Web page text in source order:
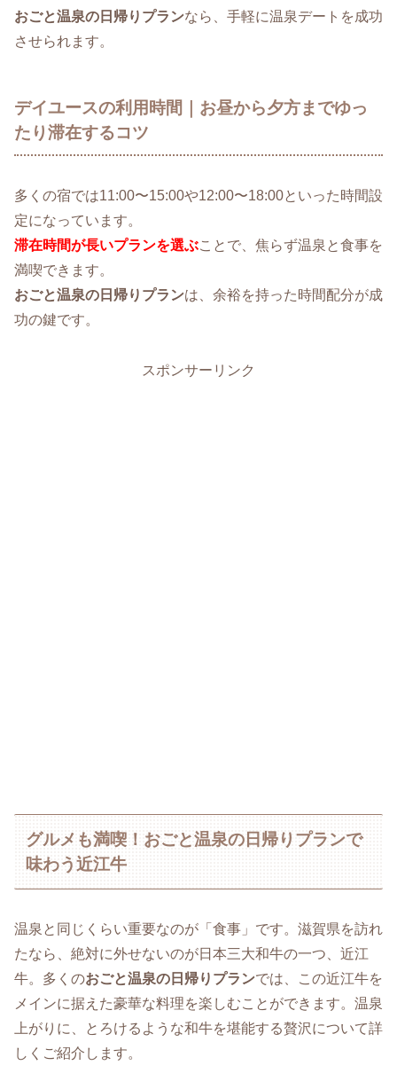
おごと温泉の日帰りプランなら、手軽に温泉デートを成功
させられます。
デイユースの利用時間｜お昼から夕方までゆっ
たり滞在するコツ
多くの宿では11:00〜15:00や12:00〜18:00といった時間設
定になっています。
滞在時間が長いプランを選ぶことで、焦らず温泉と食事を
満喫できます。
おごと温泉の日帰りプランは、余裕を持った時間配分が成
功の鍵です。
スポンサーリンク
グルメも満喫！おごと温泉の日帰りプランで
味わう近江牛
温泉と同じくらい重要なのが「食事」です。滋賀県を訪れ
たなら、絶対に外せないのが日本三大和牛の一つ、近江
牛。多くのおごと温泉の日帰りプランでは、この近江牛を
メインに据えた豪華な料理を楽しむことができます。温泉
上がりに、とろけるような和牛を堪能する贅沢について詳
しくご紹介します。